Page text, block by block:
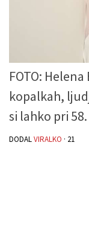
FOTO:
kopalkah,
si lahko pri
DODALVIRALKO · 21